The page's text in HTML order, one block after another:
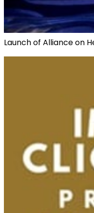
Launch of Alliance on